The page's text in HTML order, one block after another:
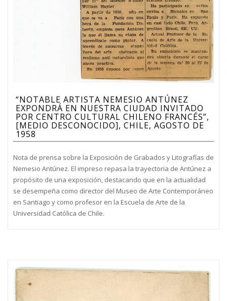
“NOTABLE ARTISTA NEMESIO ANTÚNEZ
EXPONDRÁ EN NUESTRA CIUDAD INVITADO
POR CENTRO CULTURAL CHILENO FRANCÉS”,
[MEDIO DESCONOCIDO], CHILE, AGOSTO DE
1958
Nota de prensa sobre la Exposición de Grabados y Litografías de
Nemesio Antúnez. El impreso repasa la trayectoria de Antúnez a
propósito de una exposición, destacando que en la actualidad
se desempeña como director del Museo de Arte Contemporáneo
en Santiago y como profesor en la Escuela de Arte de la
Universidad Católica de Chile.